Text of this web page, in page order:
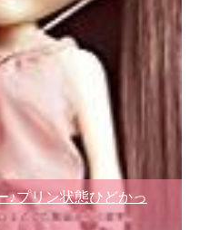
♪プリン状態ひどかっ